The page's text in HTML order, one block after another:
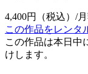
4,400円
（税込）/
この作品をレンタ
この作品は本日中
けします。